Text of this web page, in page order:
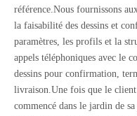
référence.Nous fournissons
la faisabilité des dessins et
paramètres, les profils et la
appels téléphoniques avec le
dessins pour confirmation,
livraison.Une fois que le
commencé dans le jardin de